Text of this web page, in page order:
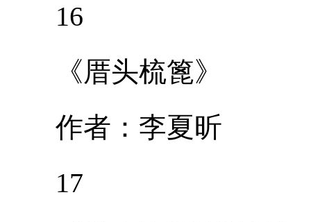
16
《厝头梳篦》
作者：李夏昕
17